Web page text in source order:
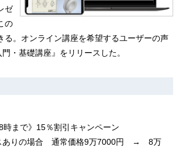
ゼ
の
る。オンライン講座を希望するユーザーの声
・基礎講座』をリリースした。
まで》15％割引キャンペーン
ありの場合 通常価格9万7000円 → 8万